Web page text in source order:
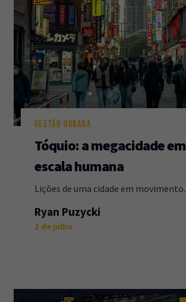
GESTÃO URBANA
Tóquio: a megacidade em
escala humana
Lições de uma cidade em movimento.
Ryan Puzycki
2 de julho